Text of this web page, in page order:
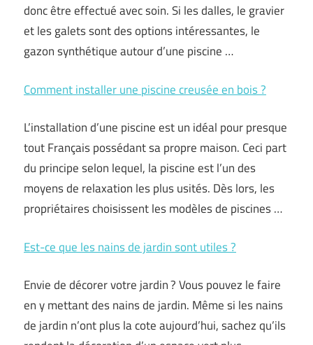
donc être effectué avec soin. Si les dalles, le gravier
et les galets sont des options intéressantes, le
gazon synthétique autour d’une piscine …
Comment installer une piscine creusée en bois ?
L’installation d’une piscine est un idéal pour presque
tout Français possédant sa propre maison. Ceci part
du principe selon lequel, la piscine est l’un des
moyens de relaxation les plus usités. Dès lors, les
propriétaires choisissent les modèles de piscines …
Est-ce que les nains de jardin sont utiles ?
Envie de décorer votre jardin ? Vous pouvez le faire
en y mettant des nains de jardin. Même si les nains
de jardin n’ont plus la cote aujourd’hui, sachez qu’ils